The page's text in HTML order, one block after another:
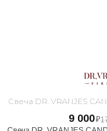
Свеча DR. VRANJES
9 000₽